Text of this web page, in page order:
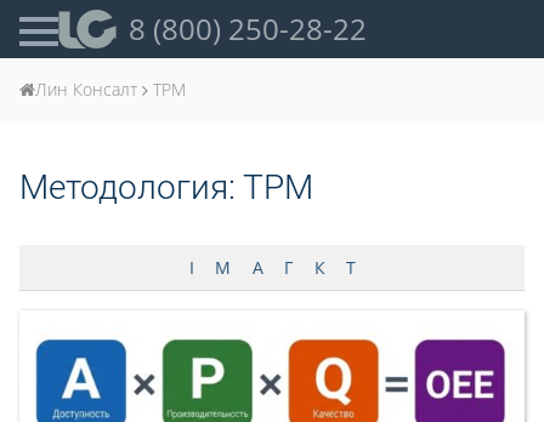
8 (800) 250-28-22
Лин Консалт ТРМ
Методология: ТРМ
I M А Г К Т